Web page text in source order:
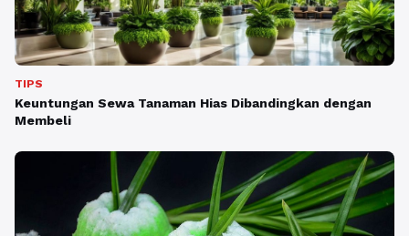
TIPS
Keuntungan Sewa Tanaman Hias Dibandingkan dengan
Membeli